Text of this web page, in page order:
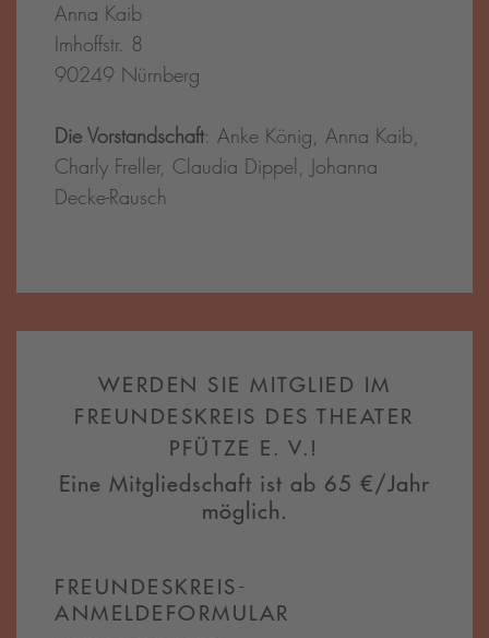
Anna Kaib
Imhoffstr. 8
90249 Nürnberg
Die Vorstandschaft: Anke König, Anna Kaib,
Charly Freller, Claudia Dippel, Johanna
Decke-Rausch
WERDEN SIE MITGLIED IM
FREUNDESKREIS DES THEATER
PFÜTZE E. V.!
Eine Mitgliedschaft ist ab 65 €/Jahr
möglich.
FREUNDESKREIS-
ANMELDEFORMULAR